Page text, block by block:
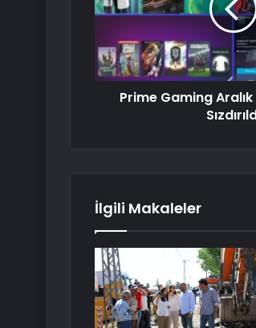
Prime Gaming
İlgili Makaleler